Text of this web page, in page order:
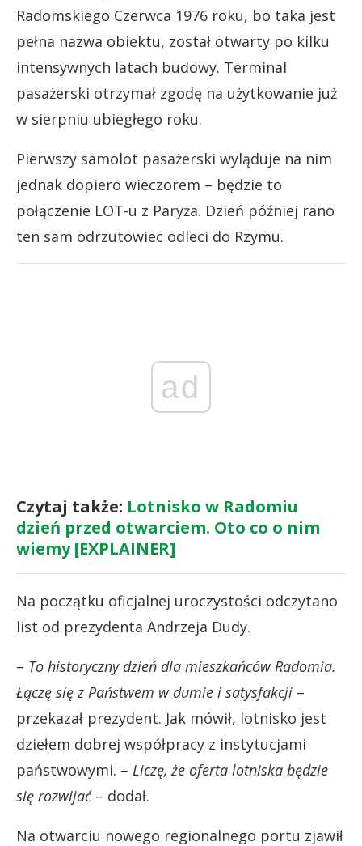
Radomskiego Czerwca 1976 roku, bo taka jest
pełna nazwa obiektu, został otwarty po kilku
intensywnych latach budowy. Terminal
pasażerski otrzymał zgodę na użytkowanie już
w sierpniu ubiegłego roku.
Pierwszy samolot pasażerski wyląduje na nim
jednak dopiero wieczorem – będzie to
połączenie LOT-u z Paryża. Dzień później rano
ten sam odrzutowiec odleci do Rzymu.
ad
Czytaj także: Lotnisko w Radomiu
dzień przed otwarciem. Oto co o nim
wiemy [EXPLAINER]
Na początku oficjalnej uroczystości odczytano
list od prezydenta Andrzeja Dudy.
– To historyczny dzień dla mieszkańców Radomia.
Łączę się z Państwem w dumie i satysfakcji –
przekazał prezydent. Jak mówił, lotnisko jest
dziełem dobrej współpracy z instytucjami
państwowymi. – Liczę, że oferta lotniska będzie
się rozwijać– dodał.
Na otwarciu nowego regionalnego portu zjawił